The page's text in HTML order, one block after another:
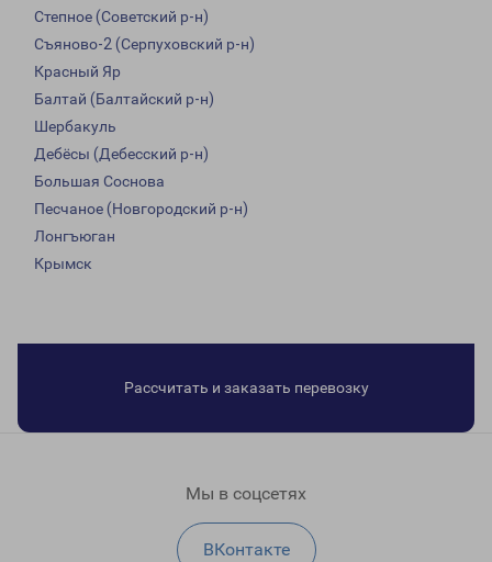
Степное (Советский р-н)
Съяново-2 (Серпуховский р-н)
Красный Яр
Балтай (Балтайский р-н)
Шербакуль
Дебёсы (Дебесский р-н)
Большая Соснова
Песчаное (Новгородский р-н)
Лонгъюган
Крымск
Рассчитать и заказать перевозку
Мы в соцсетях
ВКонтакте